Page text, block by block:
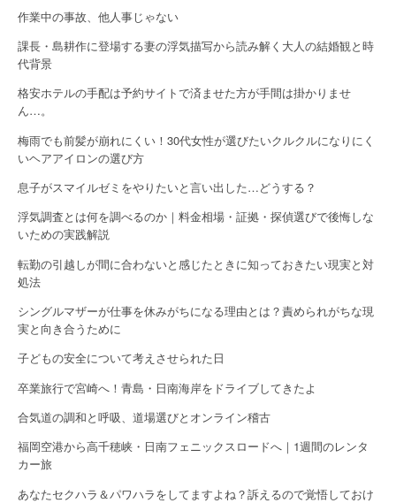
作業中の事故、他人事じゃない
課長・島耕作に登場する妻の浮気描写から読み解く大人の結婚観と時
代背景
格安ホテルの手配は予約サイトで済ませた方が手間は掛かりませ
ん…。
梅雨でも前髪が崩れにくい！30代女性が選びたいクルクルになりにく
いヘアアイロンの選び方
息子がスマイルゼミをやりたいと言い出した…どうする？
浮気調査とは何を調べるのか｜料金相場・証拠・探偵選びで後悔しな
いための実践解説
転勤の引越しが間に合わないと感じたときに知っておきたい現実と対
処法
シングルマザーが仕事を休みがちになる理由とは？責められがちな現
実と向き合うために
子どもの安全について考えさせられた日
卒業旅行で宮崎へ！青島・日南海岸をドライブしてきたよ
合気道の調和と呼吸、道場選びとオンライン稽古
福岡空港から高千穂峡・日南フェニックスロードへ｜1週間のレンタ
カー旅
あなたセクハラ＆パワハラをしてますよね？訴えるので覚悟しておけ